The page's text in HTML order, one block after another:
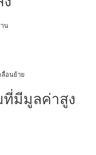
น
ลื่อนย้าย
มีมูลค่าสูง